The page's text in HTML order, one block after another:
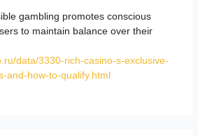
gambling promotes conscious
to maintain balance over their
data/3330-rich-casino-s-exclusive-
and-how-to-qualify.html